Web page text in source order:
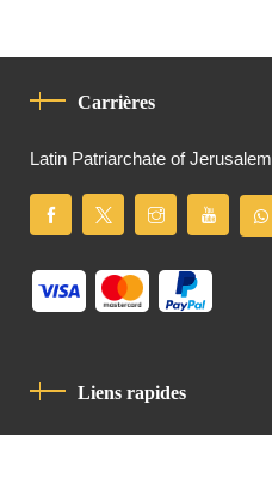
Carrières
Latin Patriarchate of Jerusalem
Liens rapides